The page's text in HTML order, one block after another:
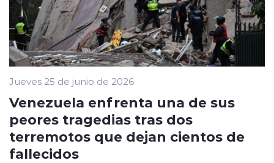
Jueves 25 de junio de 2026
Venezuela enfrenta una de sus
peores tragedias tras dos
terremotos que dejan cientos de
fallecidos